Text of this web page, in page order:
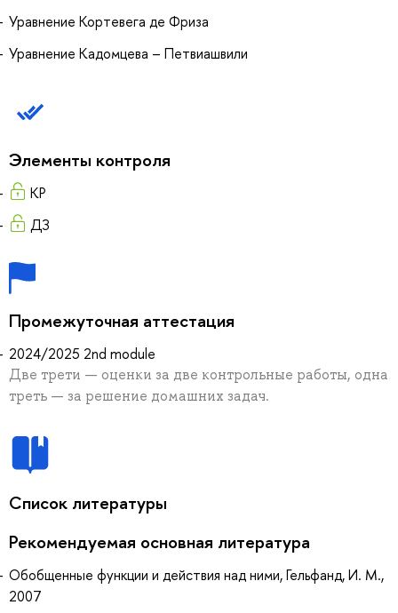
Уравнение Кортевега де Фриза
Уравнение Кадомцева – Петвиашвили
Элементы контроля
КР
ДЗ
Промежуточная аттестация
2024/2025 2nd module
Две трети — оценки за две контрольные работы, одна
треть — за решение домашних задач.
Список литературы
Рекомендуемая основная литература
Обобщенные функции и действия над ними, Гельфанд, И. М.,
2007